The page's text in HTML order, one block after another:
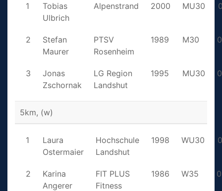
1
Tobias
Ulbrich
Alpenstrand 2000 MU30
2
Stefan
Maurer
PTSV
Rosenheim
1989 M30
3
Jonas
Zschornak
LG Region
Landshut
1995 MU30
5km, (w)
1
Laura
Ostermaier
Hochschule
Landshut
1998 WU30
2
Karina
Angerer
FIT PLUS
Fitness
1986 W35